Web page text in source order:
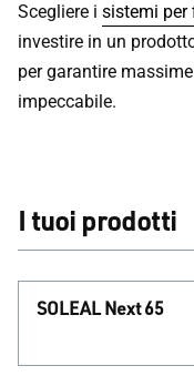
Scegliere i sistemi per
investire in un
per garantire
impeccabile.
I tuoi prodotti
SOLEAL Next 65